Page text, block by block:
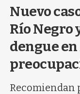
Nuevo
Río Negro
dengue
Recomiendan